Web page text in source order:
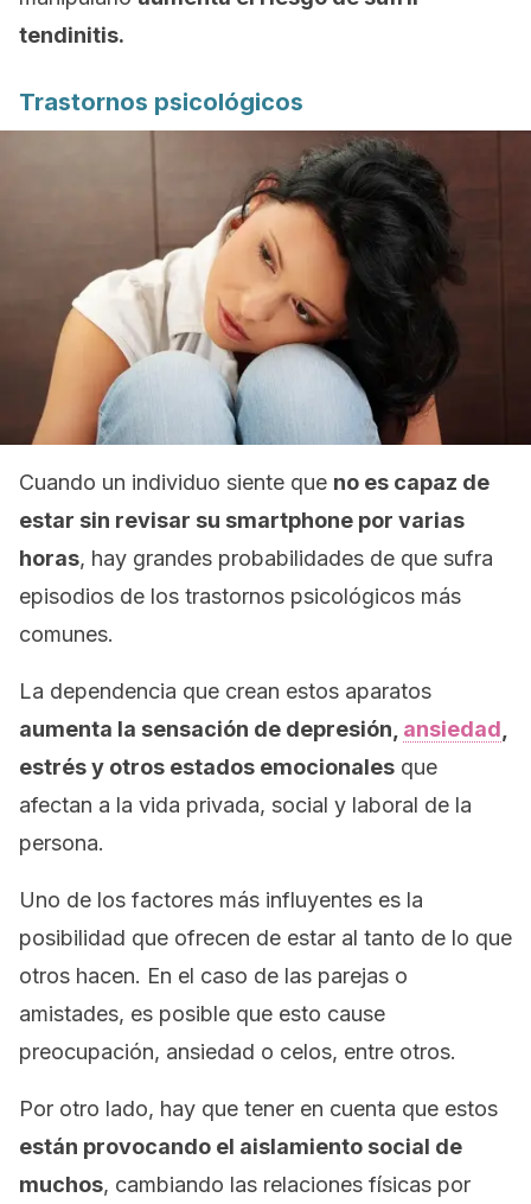
tendinitis.
Trastornos psicológicos
Cuando un individuo siente que no es capaz de
estar sin revisar su smartphone por varias
horas, hay grandes probabilidades de que sufra
episodios de los trastornos psicológicos más
comunes.
La dependencia que crean estos aparatos
aumenta la sensación de depresión, ansiedad
estrés y otros estados emocionales que
afectan a la vida privada, social y laboral de la
persona.
Uno de los factores más influyentes es la
posibilidad que ofrecen de estar al tanto de lo que
otros hacen. En el caso de las parejas o
amistades, es posible que esto cause
preocupación, ansiedad o celos, entre otros.
Por otro lado, hay que tener en cuenta que estos
están provocando el aislamiento social de
muchos, cambiando las relaciones físicas por